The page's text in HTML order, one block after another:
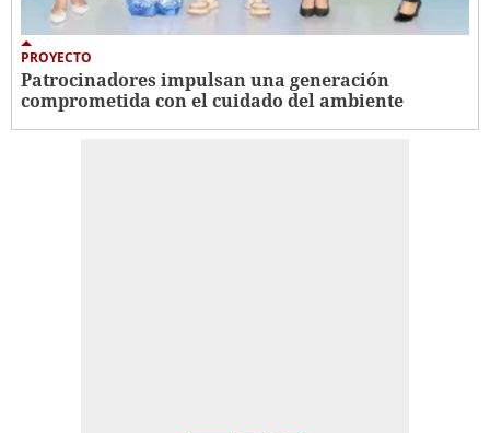
PROYECTO
Patrocinadores impulsan una generación
comprometida con el cuidado del ambiente